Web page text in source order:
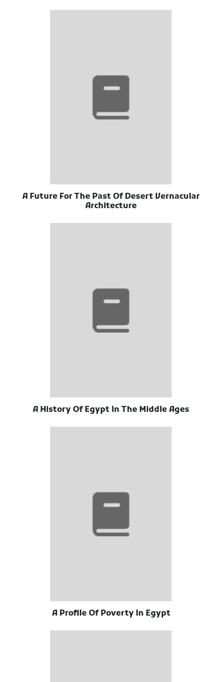
A Future For The Past Of Desert Vernacular
Architecture
A History Of Egypt In The Middle Ages
A Profile Of Poverty In Egypt